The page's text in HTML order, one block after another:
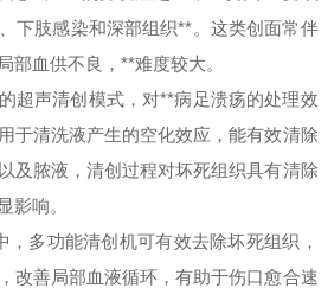
下肢感染和深部组织**。这类创面常伴
部血供不良，**难度较大。
超声清创模式，对**病足溃疡的处理效
于清洗液产生的空化效应，能有效清除
及脓液，清创过程对坏死组织具有清除
影响。
，多功能清创机可有效去除坏死组织，
改善局部血液循环，有助于伤口愈合速